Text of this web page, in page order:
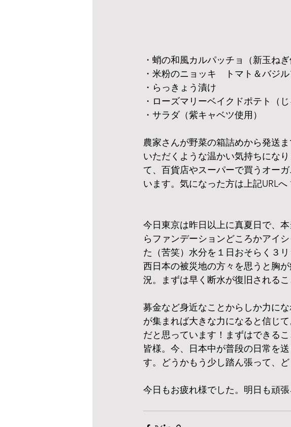
・蛸の和風カルパッチョ（新玉ねぎ
・米粉のニョッキ　トマト＆バジ
・らっきょう漬け
・ローズマリーベイクドポテト（じ
・サラダ（紫キャベツ使用）
農家さんが野菜の箱詰めから発送
いただくような温かい気持ちにな
て、百貨店やスーパーで買うオー
います。気になった方は上記URL
今日東京は昨日以上に真夏日で、
らファンデーションどころかアイ
た（苦笑）水分を１日おそらく３
西日本の被災地の方々を思うと胸
況。まずは早く断水が復旧されるこ
募金など身近なことからしか力に
が集まれば大きな力になると信じ
だと思っています！まずはできる
皆様。今、日本中が普段の日常を
す。どうかもう少し踏ん張って、ど
今日もお疲れ様でした。明日も頑張